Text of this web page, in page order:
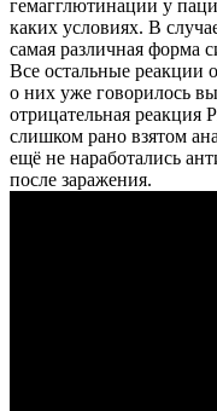
гемагглютинации у
каких условиях. В
самая различная форма
Все остальные реакции
о них уже говорилось
отрицательная
слишком рано взятом
ещё не наработались
после заражения.